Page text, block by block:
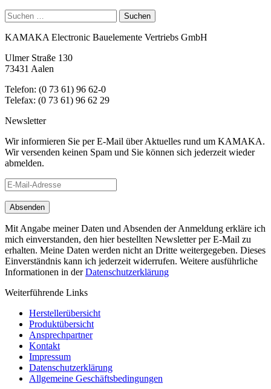
Suchen
nach:
KAMAKA Electronic Bauelemente Vertriebs GmbH
Ulmer Straße 130
73431 Aalen
Telefon: (0 73 61) 96 62-0
Telefax: (0 73 61) 96 62 29
Newsletter
Wir informieren Sie per E-Mail über Aktuelles rund um KAMAKA.
Wir versenden keinen Spam und Sie können sich jederzeit wieder
abmelden.
Mit Angabe meiner Daten und Absenden der Anmeldung erkläre ich
mich einverstanden, den hier bestellten Newsletter per E-Mail zu
erhalten. Meine Daten werden nicht an Dritte weitergegeben. Dieses
Einverständnis kann ich jederzeit widerrufen. Weitere ausführliche
Informationen in derDatenschutzerklärung
Weiterführende Links
Herstellerübersicht
Produktübersicht
Ansprechpartner
Kontakt
Impressum
Datenschutzerklärung
Allgemeine Geschäftsbedingungen